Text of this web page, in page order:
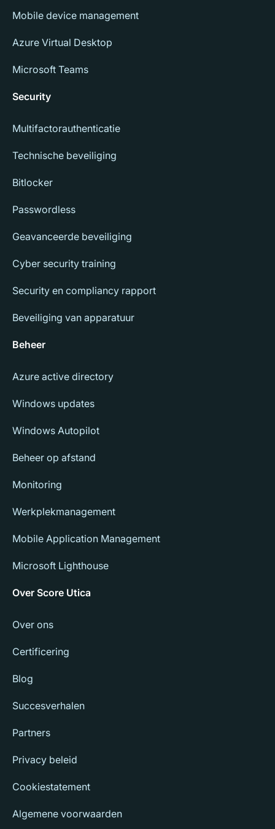
Mobile device management
Azure Virtual Desktop
Microsoft Teams
Security
Multifactorauthenticatie
Technische beveiliging
Bitlocker
Passwordless
Geavanceerde beveiliging
Cyber security training
Security en compliancy rapport
Beveiliging van apparatuur
Beheer
Azure active directory
Windows updates
Windows Autopilot
Beheer op afstand
Monitoring
Werkplekmanagement
Mobile Application Management
Microsoft Lighthouse
Over Score Utica
Over ons
Certificering
Blog
Succesverhalen
Partners
Privacy beleid
Cookiestatement
Algemene voorwaarden